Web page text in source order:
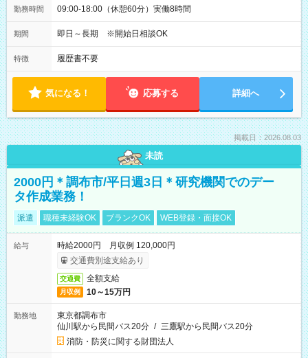
勤務時間 09:00-18:00（休憩60分）実働8時間
期間 即日～長期 ※開始日相談OK
特徴 履歴書不要
気になる！ 応募する 詳細へ
掲載日：2026.08.03
未読
2000円＊調布市/平日週3日＊研究機関でのデー
タ作成業務！
派遣 職種未経験OK ブランクOK WEB登録・面接OK
給与
時給2000円 月収例 120,000円
交通費別途支給あり
交通費 全額支給
月収例 10～15万円
勤務地
東京都調布市
仙川駅から民間バス20分 / 三鷹駅から民間バス20分
消防・防災に関する財団法人